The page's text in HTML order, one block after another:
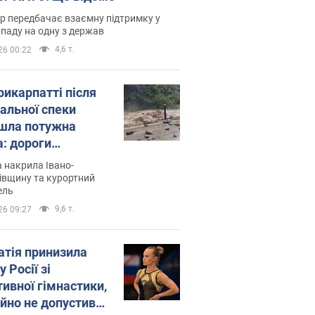
передбачає взаємну підтримку у
на одну з держав
00:22 4,6 т.
після
спеки
потужна
дороги
на
Відео
накрила Івано-
та курортний
09:27 9,6 т.
принизила
Росії зі
гімнастики,
не допустивши